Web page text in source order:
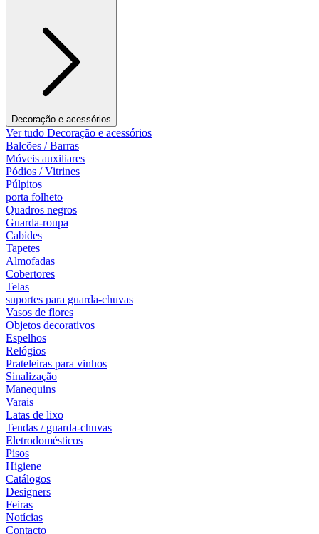
Decoração e acessórios
Ver tudo Decoração e acessórios
Balcões / Barras
Móveis auxiliares
Pódios / Vitrines
Púlpitos
porta folheto
Quadros negros
Guarda-roupa
Cabides
Tapetes
Almofadas
Cobertores
Telas
suportes para guarda-chuvas
Vasos de flores
Objetos decorativos
Espelhos
Relógios
Prateleiras para vinhos
Sinalização
Manequins
Varais
Latas de lixo
Tendas / guarda-chuvas
Eletrodomésticos
Pisos
Higiene
Catálogos
Designers
Feiras
Notícias
Contacto